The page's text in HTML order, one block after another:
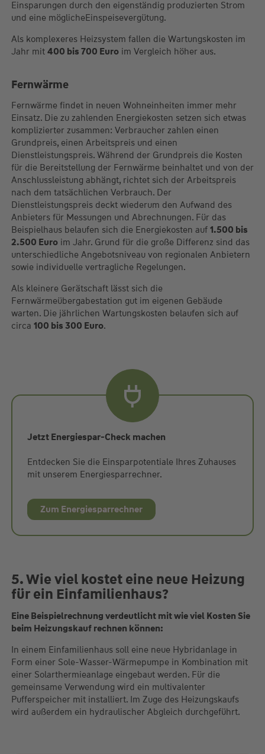
Einsparungen durch den eigenständig produzierten Strom
und eine möglicheEinspeisevergütung.
Als komplexeres Heizsystem fallen die Wartungskosten im
Jahr mit 400 bis 700 Euroim Vergleich höher aus.
Fernwärme
Fernwärme findet in neuen Wohneinheiten immer mehr
Einsatz. Die zu zahlenden Energiekosten setzen sich etwas
komplizierter zusammen: Verbraucher zahlen einen
Grundpreis, einen Arbeitspreis und einen
Dienstleistungspreis. Während der Grundpreis die Kosten
für die Bereitstellung der Fernwärme beinhaltet und von der
Anschlussleistung abhängt, richtet sich der Arbeitspreis
nach dem tatsächlichen Verbrauch. Der
Dienstleistungspreis deckt wiederum den Aufwand des
Anbieters für Messungen und Abrechnungen. Für das
Beispielhaus belaufen sich die Energiekosten auf 1.500 bis
2.500 Euroim Jahr. Grund für die große Differenz sind das
unterschiedliche Angebotsniveau von regionalen Anbietern
sowie individuelle vertragliche Regelungen.
Als kleinere Gerätschaft lässt sich die
Fernwärmeübergabestation gut im eigenen Gebäude
warten. Die jährlichen Wartungskosten belaufen sich auf
circa 100 bis 300 Euro.
Jetzt Energiespar-Check machen
Entdecken Sie die Einsparpotentiale Ihres Zuhauses
mit unserem Energiesparrechner.
Zum Energiesparrechner
5. Wie viel kostet eine neue Heizung
für ein Einfamilienhaus?
Eine Beispielrechnung verdeutlicht mit wie viel Kosten Sie
beim Heizungskauf rechnen können:
In einem Einfamilienhaus soll eine neue Hybridanlage in
Form einer Sole-Wasser-Wärmepumpe in Kombination mit
einer Solarthermieanlage eingebaut werden. Für die
gemeinsame Verwendung wird ein multivalenter
Pufferspeicher mit installiert. Im Zuge des Heizungskaufs
wird außerdem ein hydraulischer Abgleich durchgeführt.